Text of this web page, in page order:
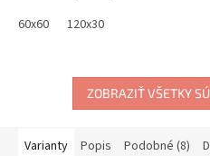
panely a obdĺžnikové 120x30...
60x60 120x30
ZOBRAZIŤ VŠETKY
Varianty Popis Podobné (8)